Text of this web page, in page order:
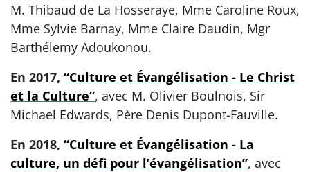
M. Thibaud de La Hosseraye, Mme Caroline Roux,
Mme Sylvie Barnay, Mme Claire Daudin, Mgr
Barthélemy Adoukonou.
En 2017, “Culture et Évangélisation - Le Christ
et la Culture”, avec M. Olivier Boulnois, Sir
Michael Edwards, Père Denis Dupont-Fauville.
En 2018, “Culture et Évangélisation - La
culture, un défi pour l’évangélisation”, avec